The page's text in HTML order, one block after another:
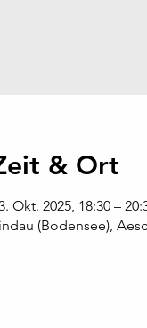
& Ort
Okt. 2025, 18:30 –
(Bodensee),